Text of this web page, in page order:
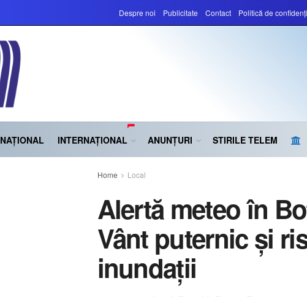
Despre noi Publicitate Contact Politică de
NAȚIONAL INTERNAȚIONAL ANUNȚURI STIRILE TELEM
Home Local
Alertă meteo în
Vânt puternic și
inundații